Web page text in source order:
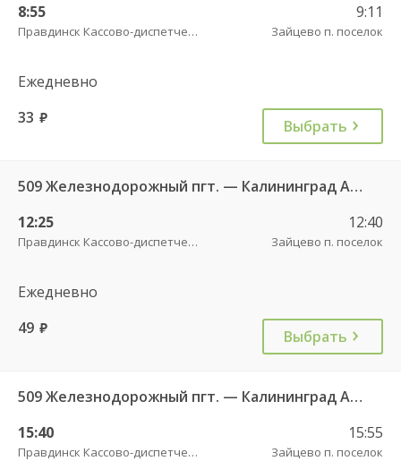
8:55
Правдинск Кассово-диспетчерский пункт
9:11
Зайцево п. поселок
Ежедневно
33 руб. Выбрать
509 Железнодорожный пгт. — Калининград АВ ч/з Правдинск КДП
12:25
Правдинск Кассово-диспетчерский пункт
12:40
Зайцево п. поселок
Ежедневно
49 руб. Выбрать
509 Железнодорожный пгт. — Калининград АВ ч/з Правдинск КДП
15:40
Правдинск Кассово-диспетчерский пункт
15:55
Зайцево п. поселок